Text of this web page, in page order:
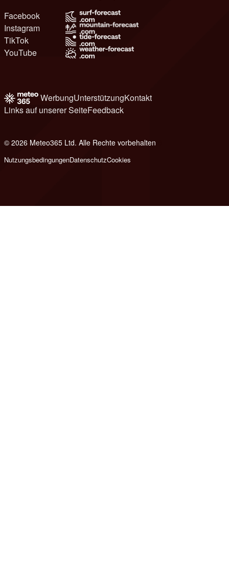
Facebook
Instagram
TikTok
YouTube
WerbungUnterstützungKontakt
Links auf unserer SeiteFeedback
© 2026 Meteo365 Ltd. Alle Rechte vorbehalten
NutzungsbedingungenDatenschutzCookies